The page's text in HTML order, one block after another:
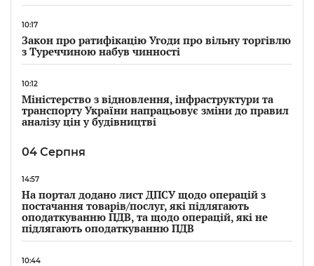
10:17
Закон про ратифікацію Угоди про вільну торгівлю
з Туреччиною набув чинності
10:12
Міністерство з відновлення, інфраструктури та
транспорту України напрацьовує зміни до правил
аналізу цін у будівництві
04 Серпня
14:57
На портал додано лист ДПСУ щодо операцій з
постачання товарів/послуг, які підлягають
оподаткуванню ПДВ, та щодо операцій, які не
підлягають оподаткуванню ПДВ
10:44